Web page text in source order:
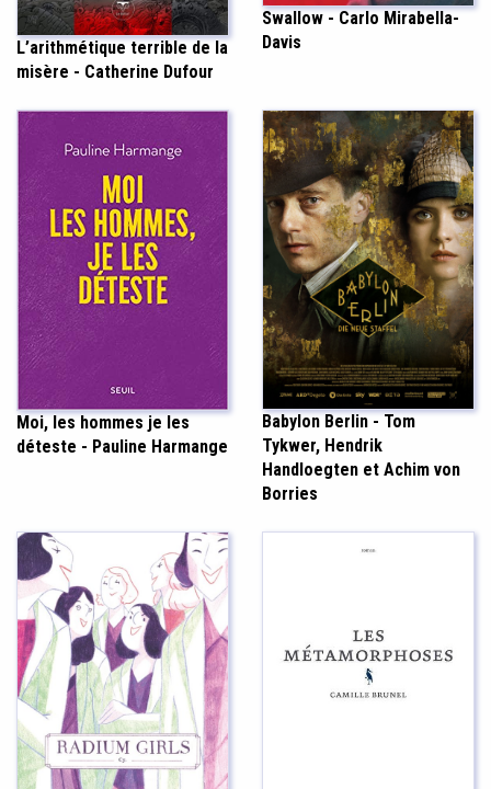
L’arithmétique terrible de la
misère - Catherine Dufour
Swallow - Carlo Mirabella-
Davis
Moi, les hommes je les
déteste - Pauline Harmange
Babylon Berlin - Tom
Tykwer, Hendrik
Handloegten et Achim von
Borries